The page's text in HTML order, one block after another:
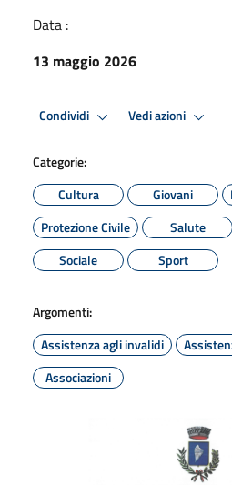
Data :
13 maggio 2026
Condividi Vedi azioni
Categorie:
Cultura
Giovani
Protezione Civile
Salute
Sociale
Sport
Argomenti:
Assistenza agli invalidi
Associazioni